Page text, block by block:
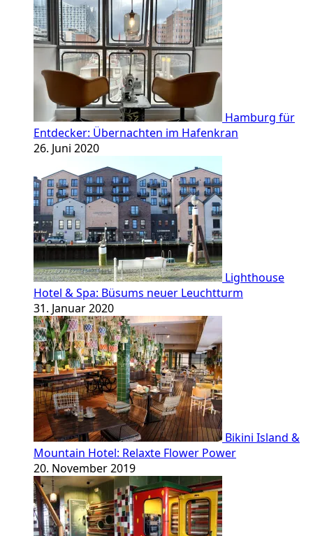
Hamburg für
Entdecker: Übernachten im Hafenkran
26. Juni 2020
Lighthouse
Hotel & Spa: Büsums neuer Leuchtturm
31. Januar 2020
Bikini Island &
Mountain Hotel: Relaxte Flower Power
20. November 2019